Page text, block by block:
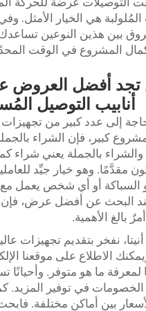
هي الخيار الأمثل. وفي
بين هذين النوعين
المشروع في الوقت
تجد أفضل العروض
أنابيب التوصيل
إلى عدد كبير من تجهيزات
كبير، فإن الشراء
بالجملة يعني شراء
مقدَّمًا. وهو خيار جيِّد
السباكة أو أي شخص يعمل
البحث عن أفضل عرض، فإن
بالغ الأهمية.
نفخر بتقديم تجهيزات
الاطلاع على موقعنا
لمعرفة ما هو متوفر. وأحيانًا
الخصومات في توفير المزيد.
بين أماكن مختلفة.